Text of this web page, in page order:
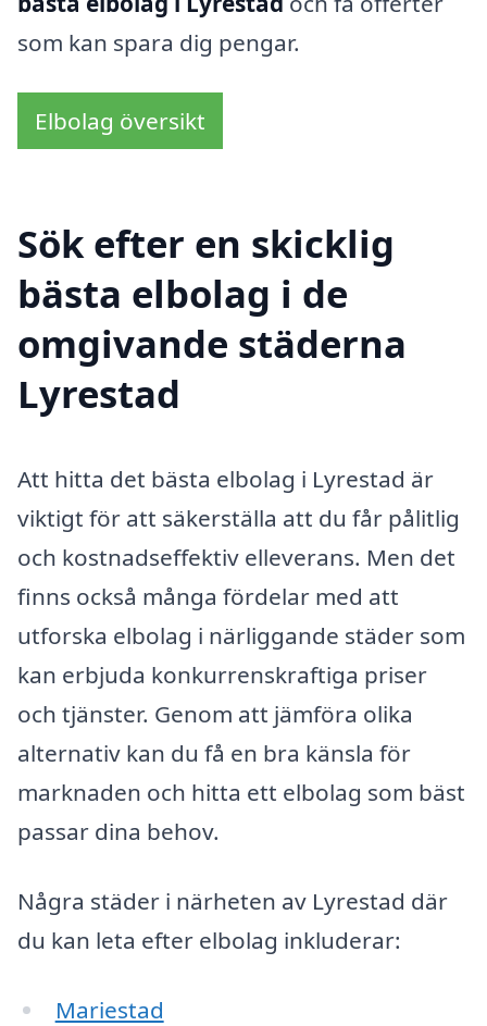
som kan spara dig pengar.
Elbolag översikt
Sök efter en skicklig
bästa elbolag i de
omgivande städerna
Lyrestad
Att hitta det bästa elbolag i Lyrestad är
viktigt för att säkerställa att du får pålitlig
och kostnadseffektiv elleverans. Men det
finns också många fördelar med att
utforska elbolag i närliggande städer som
kan erbjuda konkurrenskraftiga priser
och tjänster. Genom att jämföra olika
alternativ kan du få en bra känsla för
marknaden och hitta ett elbolag som bäst
passar dina behov.
Några städer i närheten av Lyrestad där
du kan leta efter elbolag inkluderar:
Mariestad